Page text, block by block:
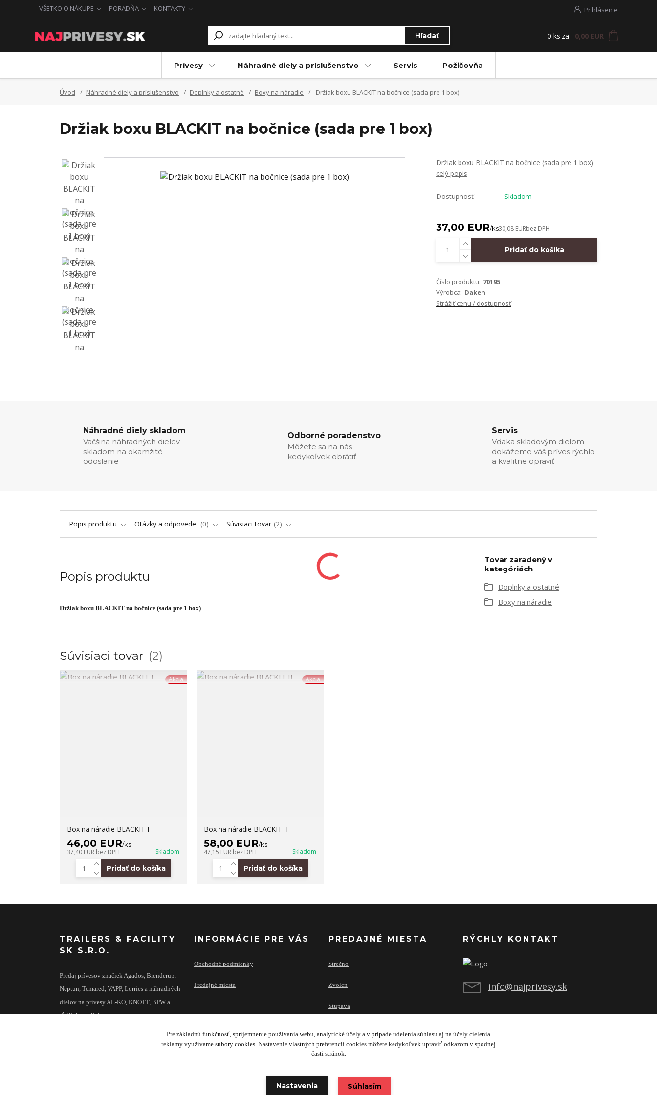
VŠETKO O NÁKUPE PORADŇA KONTAKTY Prihlásenie
Hľadať 0 ks za 0,00 EUR
Prívesy Náhradné diely a príslušenstvo Servis Požičovňa
Úvod Náhradné diely a príslušenstvo Doplnky a ostatné Boxy na náradie Držiak boxu BLACKIT na bočnice (sada pre 1 box)
Držiak boxu BLACKIT na bočnice (sada pre 1 box)
Držiak boxu BLACKIT na bočnice (sada pre 1 box)
celý popis
Dostupnosť Skladom
37,00 EUR/ks30,08 EURbez DPH
Pridať do košíka
Číslo produktu: 70195
Výrobca: Daken
Strážiť cenu / dostupnosť
Náhradné diely skladom
Väčšina náhradných dielov
skladom na okamžité
odoslanie
Odborné poradenstvo
Môžete sa na nás
kedykoľvek obrátiť.
Servis
Vďaka skladovým dielom
dokážeme váš príves rýchlo
a kvalitne opraviť
Popis produktu Otázky a odpovede 0 Súvisiaci tovar 2
Popis produktu
Držiak boxu BLACKIT na bočnice (sada pre 1 box)
Tovar zaradený v
kategóriách
Doplnky a ostatné
Boxy na náradie
Súvisiaci tovar 2
Akcia
Box na náradie BLACKIT I
46,00 EUR/ks
37,40 EUR bez DPH Skladom
Pridať do košíka
Akcia
Box na náradie BLACKIT II
58,00 EUR/ks
47,15 EUR bez DPH Skladom
Pridať do košíka
TRAILERS & FACILITY
SK S.R.O.
Predaj prívesov značiek Agados, Brenderup,
Neptun, Temared, VAPP, Lorries a náhradných
dielov na prívesy AL-KO, KNOTT, BPW a
ďalších značiek.
INFORMÁCIE PRE VÁS
Obchodné podmienky
Predajné miesta
PREDAJNÉ MIESTA
Strečno
Zvolen
Stupava
RÝCHLY KONTAKT
info@najprivesy.sk
Copyright 2020 © TRAILERS & FACILITY SK s.r.o.
Pre základnú funkčnosť, spríjemnenie používania webu, analytické účely a v prípade udelenia súhlasu aj na účely cielenia
reklamy využívame súbory cookies. Nastavenie vlastných preferencií cookies môžete kedykoľvek upraviť odkazom v spodnej
časti stránok.
Nastavenia Súhlasím